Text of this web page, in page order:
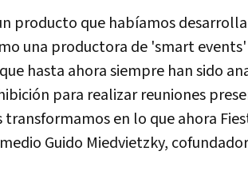
producto que habíamos
una productora de 'smart
hasta ahora siempre han sido
para realizar reuniones
transformamos en lo que ahora
Guido Miedvietzky,